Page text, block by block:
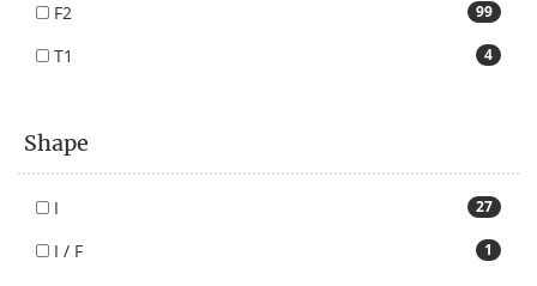
99
F2
4
T1
Shape
27
I
1
I / F